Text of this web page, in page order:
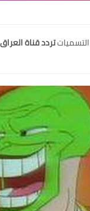
اقوى
تردد قناة
nilesat
iptv
ترددات
ترددات
تردد قناة